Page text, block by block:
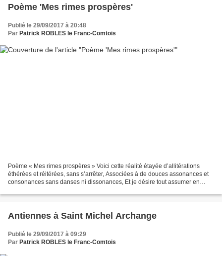
Poème 'Mes rimes prospères'
Publié le 29/09/2017 à 20:48
Par Patrick ROBLES le Franc-Comtois
Poème « Mes rimes prospères » Voici cette réalité étayée d’allitérations
éthérées et réitérées, sans s’arrêter, Associées à de douces assonances et
consonances sans danses ni dissonances, Et je désire tout assumer en
Antiennes à Saint Michel Archange
Publié le 29/09/2017 à 09:29
Par Patrick ROBLES le Franc-Comtois